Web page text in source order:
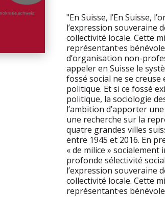
"En Suisse, l’En Suisse,
l’expression souveraine
collectivité locale. Cette
représentant·es
d’organisation non-
appeler en Suisse le
fossé social ne se
politique. Et si ce fossé
politique, la sociologie
l’ambition d’apporter
une recherche sur la
quatre grandes villes
entre 1945 et 2016. En
« de milice »
profonde sélectivité
l’expression souveraine
collectivité locale. Cette
représentant·es